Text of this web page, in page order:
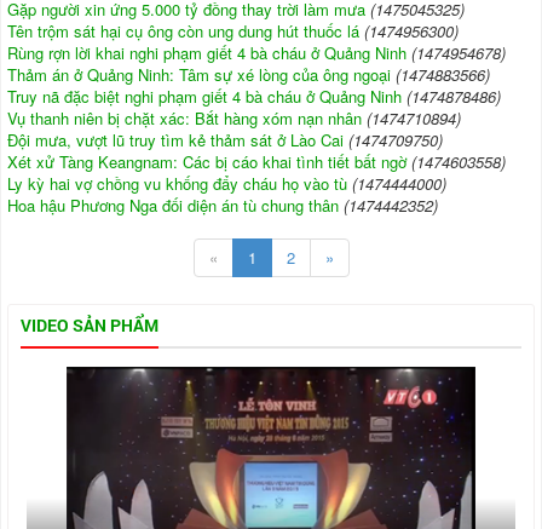
Gặp người xin ứng 5.000 tỷ đồng thay trời làm mưa (1475045325)
Tên trộm sát hại cụ ông còn ung dung hút thuốc lá (1474956300)
Rùng rợn lời khai nghi phạm giết 4 bà cháu ở Quảng Ninh (1474954678)
Thảm án ở Quảng Ninh: Tâm sự xé lòng của ông ngoại (1474883566)
Truy nã đặc biệt nghi phạm giết 4 bà cháu ở Quảng Ninh (1474878486)
Vụ thanh niên bị chặt xác: Bắt hàng xóm nạn nhân (1474710894)
Đội mưa, vượt lũ truy tìm kẻ thảm sát ở Lào Cai (1474709750)
Xét xử Tàng Keangnam: Các bị cáo khai tình tiết bất ngờ (1474603558)
Ly kỳ hai vợ chồng vu khống đẩy cháu họ vào tù (1474444000)
Hoa hậu Phương Nga đối diện án tù chung thân (1474442352)
« 1 2 »
VIDEO SẢN PHẨM